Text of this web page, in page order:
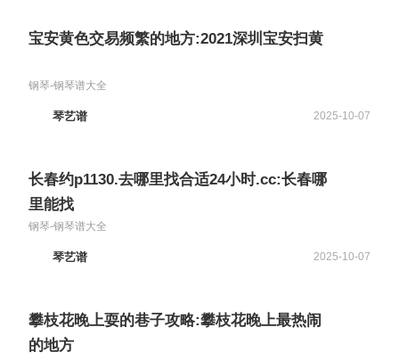
宝安黄色交易频繁的地方:2021深圳宝安扫黄
钢琴-钢琴谱大全
琴艺谱 2025-10-07
长春约p1130.去哪里找合适24小时.cc:长春哪
里能找
钢琴-钢琴谱大全
琴艺谱 2025-10-07
攀枝花晚上耍的巷子攻略:攀枝花晚上最热闹
的地方